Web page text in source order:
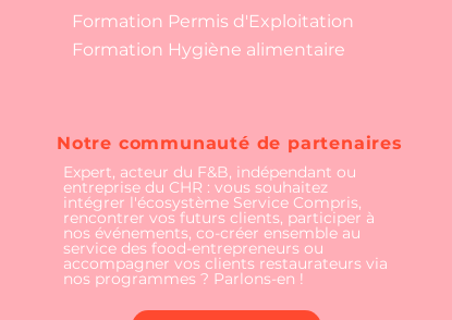
Formation Permis d'Exploitation
Formation Hygiène alimentaire
Notre communauté de partenaires
Expert, acteur du F&B, indépendant ou
entreprise du CHR : vous souhaitez
intégrer l'écosystème Service Compris,
rencontrer vos futurs clients, participer à
nos événements, co-créer ensemble au
service des food-entrepreneurs ou
accompagner vos clients restaurateurs via
nos programmes ? Parlons-en !